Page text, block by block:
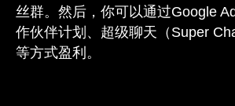
丝群。然后，你可以通过Google
作伙伴计划、超级聊天（Super
等方式盈利。